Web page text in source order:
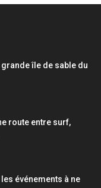
île de sable du
route entre surf,
événements à ne